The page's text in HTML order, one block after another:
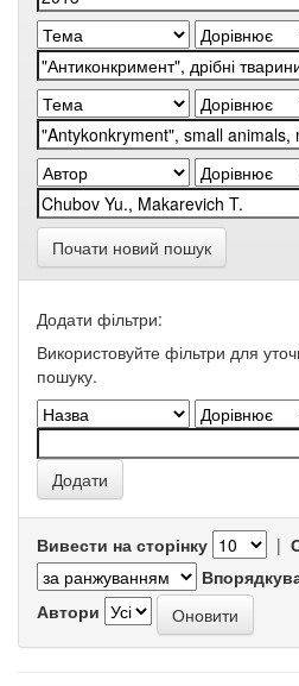
Почати новий пошук
Додати фільтри:
Використовуйте фільтри для
пошуку.
Вивести на сторінку |
Автори